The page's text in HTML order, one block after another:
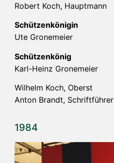
Robert Koch, Hauptmann
Schüt­zen­kö­ni­gin
Ute Gro­ne­mei­er
Schüt­zen­kö­nig
Karl-Heinz Gro­ne­mei­er
Wil­helm Koch, Oberst
Anton Brandt, Schriftführer
1984